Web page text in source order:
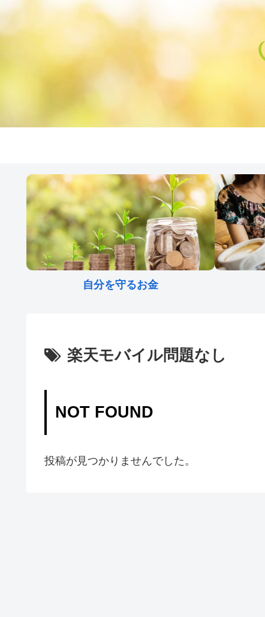
自分を守るお金
楽天モバイル問題なし
NOT FOUND
投稿が見つかりませんでした。